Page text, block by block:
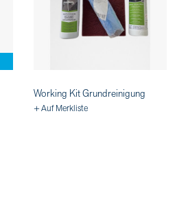
Working Kit Grundreinigung
+ Auf Merkliste